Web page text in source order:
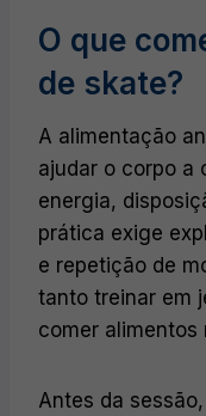
O que
de skate?
A alimentação
ajudar o corpo a
energia,
prática exige
e repetição de
tanto treinar em
comer alimentos
Antes da